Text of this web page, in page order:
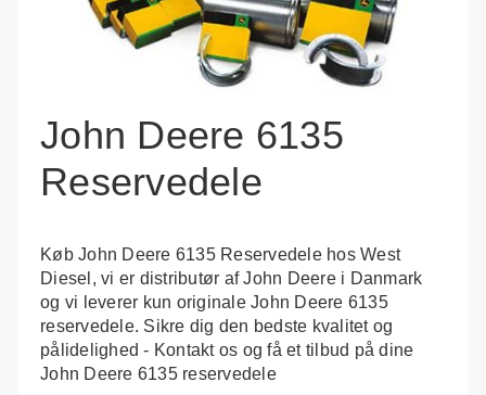
John Deere 6135
Reservedele
Køb John Deere 6135 Reservedele hos West
Diesel, vi er distributør af John Deere i Danmark
og vi leverer kun originale John Deere 6135
reservedele. Sikre dig den bedste kvalitet og
pålidelighed - Kontakt os og få et tilbud på dine
John Deere 6135 reservedele